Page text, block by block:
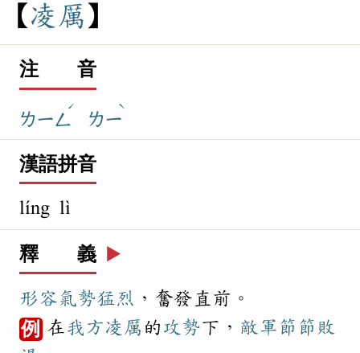
凌 厲
注 音
ㄌㄧㄥ
ˊ
ㄌㄧ
ˋ
漢語拼音
líng lì
釋 義 ▶️
形容氣勢猛烈 ，奮發直前。
例 在我方凌厲 的 攻勢下， 敵軍 節節敗